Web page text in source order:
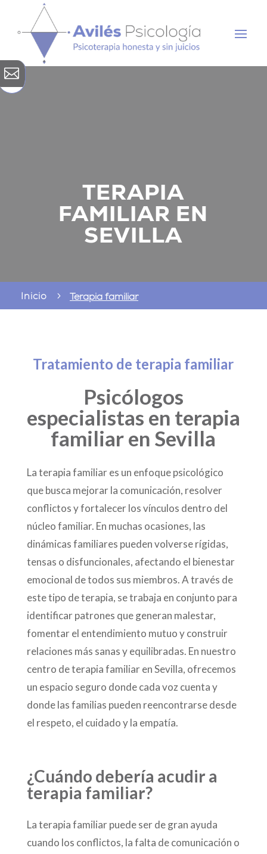

TERAPIA
FAMILIAR EN
SEVILLA
Inicio 5 Terapia familiar
Tratamiento de terapia familiar
Psicólogos
especialistas en terapia
familiar en Sevilla
La terapia familiar es un enfoque psicológico
que busca mejorar la comunicación, resolver
conflictos y fortalecer los vínculos dentro del
núcleo familiar. En muchas ocasiones, las
dinámicas familiares pueden volverse rígidas,
tensas o disfuncionales, afectando el bienestar
emocional de todos sus miembros. A través de
este tipo de terapia, se trabaja en conjunto para
identificar patrones que generan malestar,
fomentar el entendimiento mutuo y construir
relaciones más sanas y equilibradas. En nuestro
centro de terapia familiar en Sevilla, ofrecemos
un espacio seguro donde cada voz cuenta y
donde las familias pueden reencontrarse desde
el respeto, el cuidado y la empatía.
¿Cuándo debería acudir a
terapia familiar?
La terapia familiar puede ser de gran ayuda
cuando los conflictos, la falta de comunicación o